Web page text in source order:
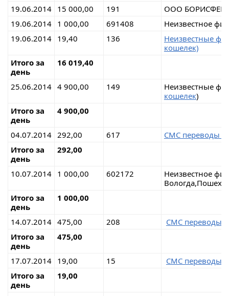
19.06.2014 15 000,00 191
ООО БОРИСФЕН
19.06.2014
1 000,00 691408
Неизвестное
19.06.2014
19,40 136
Неизвестные
кошелек)
Итого за
день
16 019,40
25.06.2014 4 900,00 149
Неизвестные
кошелек)
Итого за
день
4 900,00
04.07.2014 292,00 617
СМС переводы
Итого за
день
292,00
10.07.2014 1 000,00 602172
Неизвестное
Итого за
день
1 000,00
14.07.2014 475,00 208
СМС переводы
Итого за
день
475,00
17.07.2014 19,00 15
СМС переводы
Итого за
день
19,00